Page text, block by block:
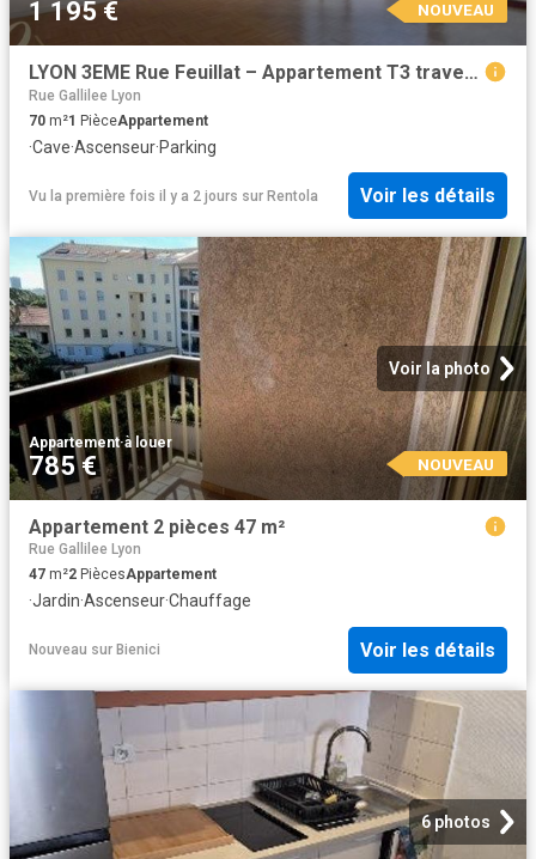
1 195 € NOUVEAU
LYON 3EME Rue Feuillat – Appartement T3 traversant de 70 m² avec garage et cave en sous sol
Rue Gallilee Lyon
70 m²1 PièceAppartement
·Cave·Ascenseur·Parking
Vu la première fois il y a 2 jours sur Rentola Voir les détails
Voir la photo
Appartement·à louer
785 € NOUVEAU
Appartement 2 pièces 47 m²
Rue Gallilee Lyon
47 m²2 PiècesAppartement
·Jardin·Ascenseur·Chauffage
Nouveau sur Bienici Voir les détails
6 photos